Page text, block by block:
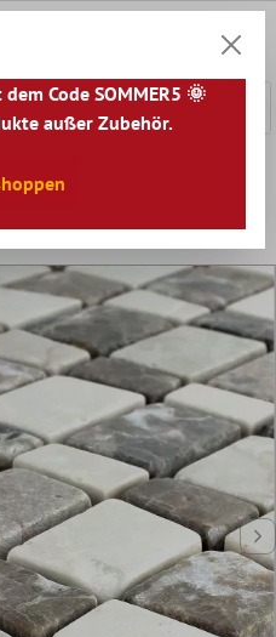
Castano Beige
Code SOMMER5 🌞
außer Zubehör.